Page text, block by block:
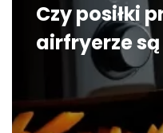
Czy posiłki
airfryerze